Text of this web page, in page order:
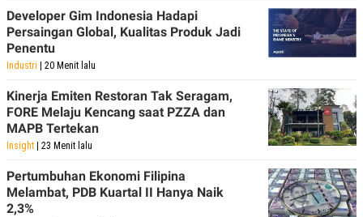
Developer Gim Indonesia Hadapi
Persaingan Global, Kualitas Produk Jadi
Penentu
Industri | 20 Menit lalu
Kinerja Emiten Restoran Tak Seragam,
FORE Melaju Kencang saat PZZA dan
MAPB Tertekan
Insight | 23 Menit lalu
Pertumbuhan Ekonomi Filipina
Melambat, PDB Kuartal II Hanya Naik
2,3%